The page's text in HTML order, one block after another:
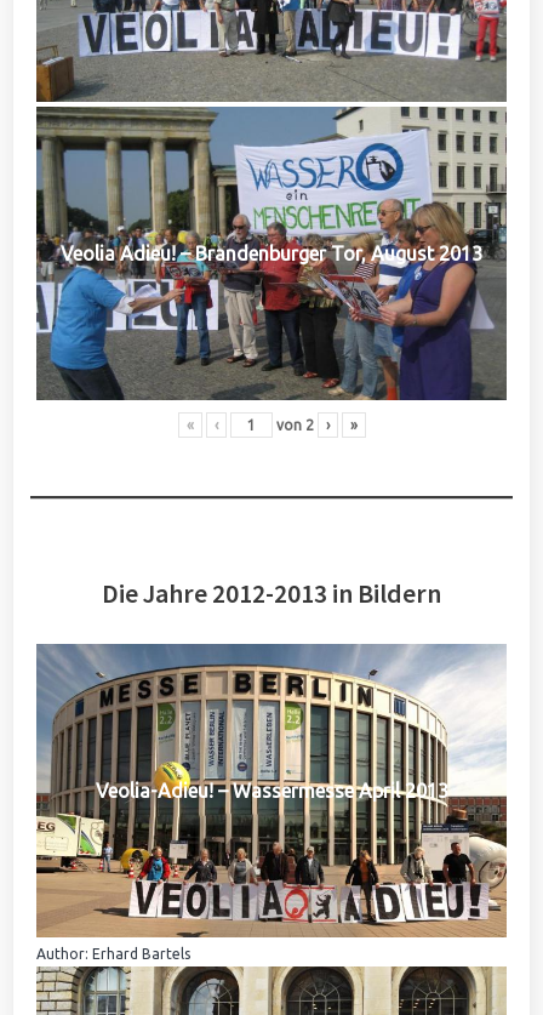
Veolia Adieu! – Brandenburger Tor, August 2013
« ‹ von 2 › »
Die Jahre 2012-2013 in Bildern
Veolia-Adieu! – Wassermesse April 2013
Author: Erhard Bartels